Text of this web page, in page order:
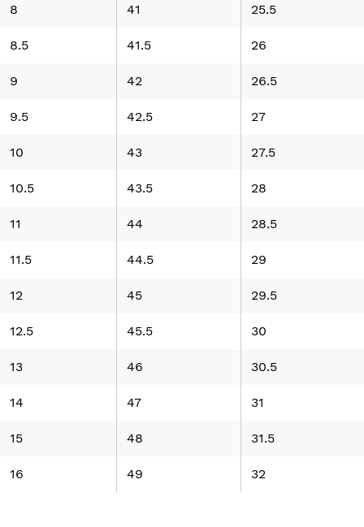
8 41 25.5
8.5 41.5 26
9 42 26.5
9.5 42.5 27
10 43 27.5
10.5 43.5 28
11 44 28.5
11.5 44.5 29
12 45 29.5
12.5 45.5 30
13 46 30.5
14 47 31
15 48 31.5
16 49 32